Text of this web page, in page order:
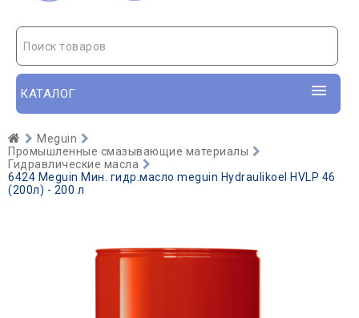
Поиск товаров
КАТАЛОГ
Meguin
Промышленные смазывающие материалы
Гидравлические масла
6424 Meguin Мин. гидр.масло meguin Hydraulikoel HVLP 46
(200л) - 200 л